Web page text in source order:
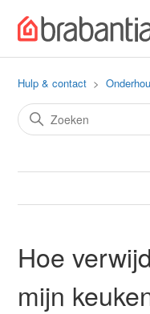
Hulp & contact
Hoe
mijn